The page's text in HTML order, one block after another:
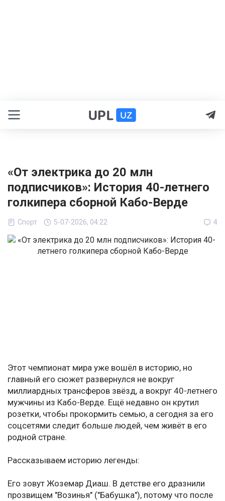
«От электрика до 20 млн
подписчиков»: История 40-летнего
голкипера сборной Кабо-Верде
Спорт 5-07-2026, 04:22 4
Этот чемпионат мира уже вошёл в историю, но
главный его сюжет развернулся не вокруг
миллиардных трансферов звёзд, а вокруг 40-летнего
мужчины из Кабо-Верде. Ещё недавно он крутил
розетки, чтобы прокормить семью, а сегодня за его
соцсетями следит больше людей, чем живёт в его
родной стране.
Рассказываем историю легенды:
Его зовут Жоземар Диаш. В детстве его дразнили
прозвищем "Возинья" ("Бабушка"), потому что после